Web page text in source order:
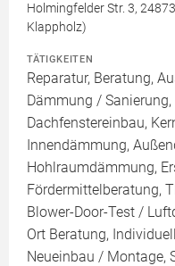
Holmingfelder Str. 3,
Klappholz)
TÄTIGKEITEN
Reparatur, Beratung,
Dämmung /
Dachfenstereinbau,
Innendämmung,
Hohlraumdämmung,
Fördermittelberatung,
Blower-Door-Test /
Ort Beratung,
Neueinbau / Montage,